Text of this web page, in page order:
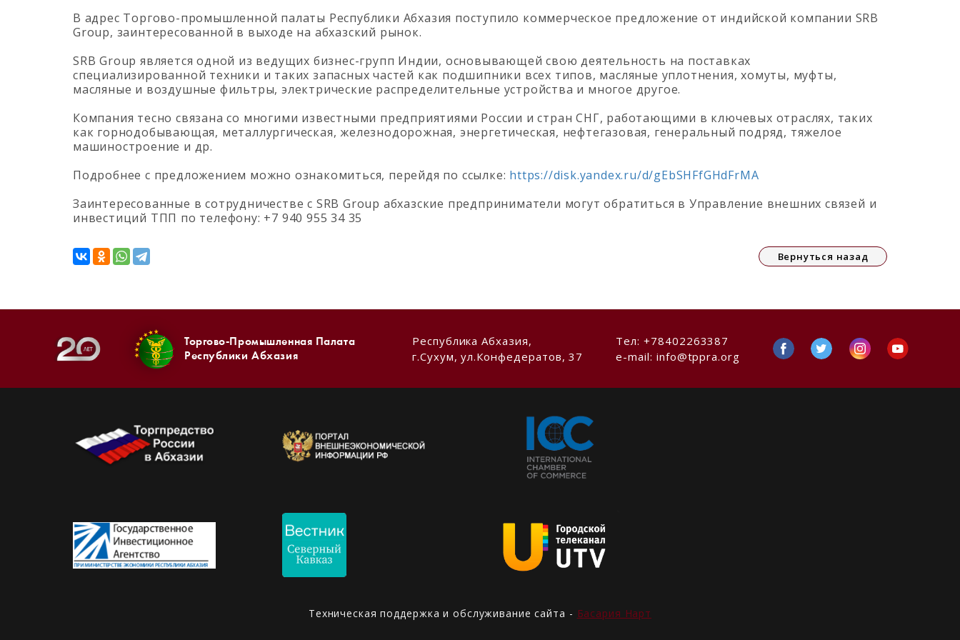
В адрес Торгово-промышленной палаты Республики Абхазия поступило коммерческое предложение от индийской компании SRB
Group, заинтересованной в выходе на абхазский рынок.
SRB Group является одной из ведущих бизнес-групп Индии, основывающей свою деятельность на поставках
специализированной техники и таких запасных частей как подшипники всех типов, масляные уплотнения, хомуты, муфты,
масляные и воздушные фильтры, электрические распределительные устройства и многое другое.
Компания тесно связана со многими известными предприятиями России и стран СНГ, работающими в ключевых отраслях, таких
как горнодобывающая, металлургическая, железнодорожная, энергетическая, нефтегазовая, генеральный подряд, тяжелое
машиностроение и др.
Подробнее с предложением можно ознакомиться, перейдя по ссылке: https://disk.yandex.ru/d/gEbSHFfGHdFrMA
Заинтересованные в сотрудничестве с SRB Group абхазские предприниматели могут обратиться в Управление внешних связей и
инвестиций ТПП по телефону: +7 940 955 34 35
Вернуться назад
Торгово-Промышленная Палата
Республики Абхазия
Республика Абхазия,
г.Сухум, ул.Конфедератов, 37
Тел: +78402263387
e-mail: info@tppra.org
Техническая поддержка и обслуживание сайта - Басария Нарт